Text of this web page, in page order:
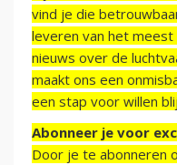
vind je die
leveren van het meest
nieuws over de
maakt ons een
een stap voor willen
Abonneer je voor
Door je te abonneren